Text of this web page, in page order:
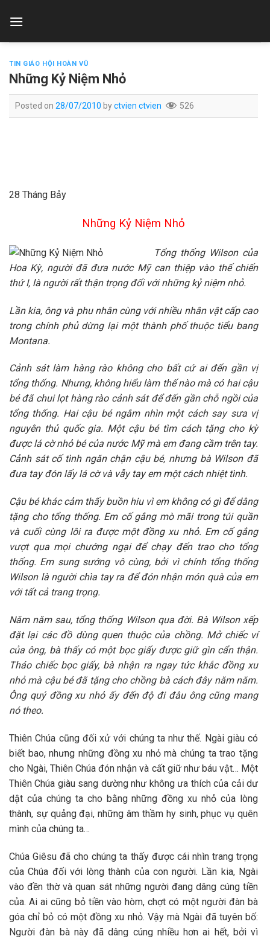
TIN GIÁO HỘI HOÀN VŨ
Những Kỷ Niệm Nhỏ
Posted on 28/07/2010 byctvien ctvien 526
28 Tháng Bảy
Những Kỷ Niệm Nhỏ
Tổng thống Wilson của
Hoa Kỳ, người đã đưa nước Mỹ can thiệp vào thế chiến
thứ I, là người rất thận trọng đối với những kỷ niệm nhỏ.
Lần kia, ông và phu nhân cùng với nhiều nhân vật cấp cao
trong chính phủ dừng lại một thành phố thuộc tiểu bang
Montana.
Cảnh sát làm hàng rào không cho bất cứ ai đến gần vị
tổng thống. Nhưng, không hiểu làm thế nào mà có hai cậu
bé đã chui lọt hàng rào cảnh sát để đến gần chỗ ngồi của
tổng thống. Hai cậu bé ngắm nhìn một cách say sưa vị
nguyên thủ quốc gia. Một cậu bé tìm cách tặng cho kỳ
được lá cờ nhỏ bé của nước Mỹ mà em đang cầm trên tay.
Cảnh sát cố tình ngăn chận cậu bé, nhưng bà Wilson đã
đưa tay đón lấy lá cờ và vẫy tay em một cách nhiệt tình.
Cậu bé khác cảm thấy buồn hiu vì em không có gì để dâng
tặng cho tổng thống. Em cố gắng mò mãi trong túi quần
và cuối cùng lôi ra được một đồng xu nhỏ. Em cố gắng
vượt qua mọi chướng ngại để chạy đến trao cho tổng
thống. Em sung sướng vô cùng, bởi vì chính tổng thống
Wilson là người chìa tay ra để đón nhận món quà của em
với tất cả trang trọng.
Năm năm sau, tổng thống Wilson qua đời. Bà Wilson xếp
đặt lại các đồ dùng quen thuộc của chồng. Mở chiếc ví
của ông, bà thấy có một bọc giấy được giữ gìn cẩn thận.
Tháo chiếc bọc giấy, bà nhận ra ngay tức khắc đồng xu
nhỏ mà cậu bé đã tặng cho chồng bà cách đây năm năm.
Ông quý đồng xu nhỏ ấy đến độ đi đâu ông cũng mang
nó theo.
Thiên Chúa cũng đối xử với chúng ta như thế. Ngài giàu có
biết bao, nhưng những đồng xu nhỏ mà chúng ta trao tặng
cho Ngài, Thiên Chúa đón nhận và cất giữ như báu vật… Một
Thiên Chúa giàu sang dường như không ưa thích của cải dư
dật của chúng ta cho bằng những đồng xu nhỏ của lòng
thành, sự quảng đại, những âm thầm hy sinh, phục vụ quên
mình của chúng ta…
Chúa Giêsu đã cho chúng ta thấy được cái nhìn trang trọng
của Chúa đối với lòng thành của con người. Lần kia, Ngài
vào đền thờ và quan sát những người đang dâng cúng tiền
của. Ai ai cũng bỏ tiền vào hòm, chợt có một người đàn bà
góa chỉ bỏ có một đồng xu nhỏ. Vậy mà Ngài đã tuyên bố:
Người đàn bà này đã dâng cúng nhiều hơn ai hết, bởi vì